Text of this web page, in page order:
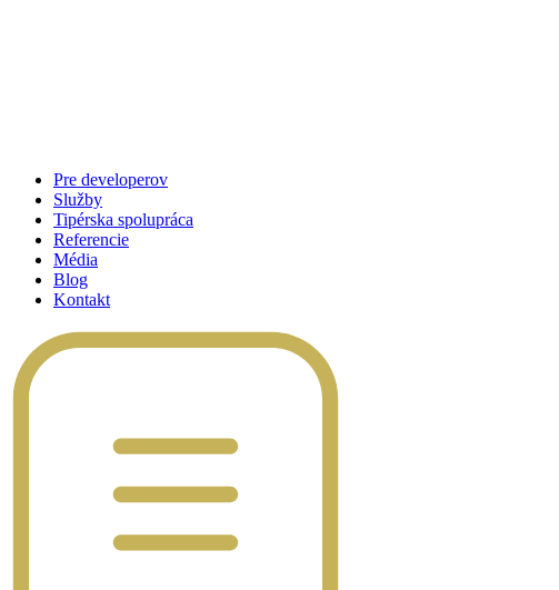
Pre developerov
Služby
Tipérska spolupráca
Referencie
Média
Blog
Kontakt